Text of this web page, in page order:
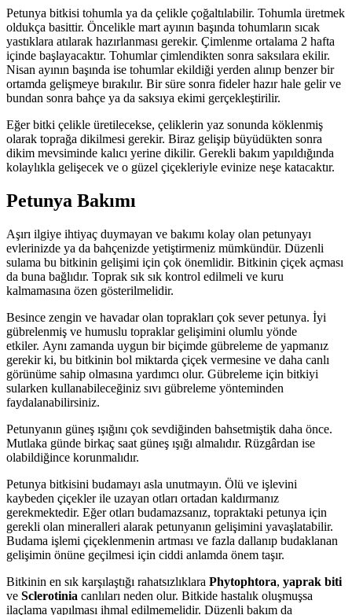
Petunya bitkisi tohumla ya da çelikle çoğaltılabilir. Tohumla üretmek
oldukça basittir. Öncelikle mart ayının başında tohumların sıcak
yastıklara atılarak hazırlanması gerekir. Çimlenme ortalama 2 hafta
içinde başlayacaktır. Tohumlar çimlendikten sonra saksılara ekilir.
Nisan ayının başında ise tohumlar ekildiği yerden alınıp benzer bir
ortamda gelişmeye bırakılır. Bir süre sonra fideler hazır hale gelir ve
bundan sonra bahçe ya da saksıya ekimi gerçekleştirilir.
Eğer bitki çelikle üretilecekse, çeliklerin yaz sonunda köklenmiş
olarak toprağa dikilmesi gerekir. Biraz gelişip büyüdükten sonra
dikim mevsiminde kalıcı yerine dikilir. Gerekli bakım yapıldığında
kolaylıkla gelişecek ve o güzel çiçekleriyle evinize neşe katacaktır.
Petunya Bakımı
Aşırı ilgiye ihtiyaç duymayan ve bakımı kolay olan petunyayı
evlerinizde ya da bahçenizde yetiştirmeniz mümkündür. Düzenli
sulama bu bitkinin gelişimi için çok önemlidir. Bitkinin çiçek açması
da buna bağlıdır. Toprak sık sık kontrol edilmeli ve kuru
kalmamasına özen gösterilmelidir.
Besince zengin ve havadar olan toprakları çok sever petunya. İyi
gübrelenmiş ve humuslu topraklar gelişimini olumlu yönde
etkiler. Aynı zamanda uygun bir biçimde gübreleme de yapmanız
gerekir ki, bu bitkinin bol miktarda çiçek vermesine ve daha canlı
görünüme sahip olmasına yardımcı olur. Gübreleme için bitkiyi
sularken kullanabileceğiniz sıvı gübreleme yönteminden
faydalanabilirsiniz.
Petunyanın güneş ışığını çok sevdiğinden bahsetmiştik daha önce.
Mutlaka günde birkaç saat güneş ışığı almalıdır. Rüzgârdan ise
olabildiğince korunmalıdır.
Petunya bitkisini budamayı asla unutmayın. Ölü ve işlevini
kaybeden çiçekler ile uzayan otları ortadan kaldırmanız
gerekmektedir. Eğer otları budamazsanız, topraktaki petunya için
gerekli olan mineralleri alarak petunyanın gelişimini yavaşlatabilir.
Budama işlemi çiçeklenmenin artması ve fazla dallanıp budaklanan
gelişimin önüne geçilmesi için ciddi anlamda önem taşır.
Bitkinin en sık karşılaştığı rahatsızlıklara Phytophtora, yaprak biti
ve Sclerotinia canlıları neden olur. Bitkide hastalık oluşmuşsa
ilaçlama yapılması ihmal edilmemelidir. Düzenli bakım da